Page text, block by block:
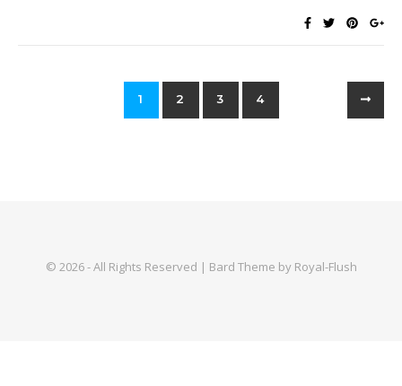
1 2 3 4
© 2026 - All Rights Reserved | Bard Theme by Royal-Flush